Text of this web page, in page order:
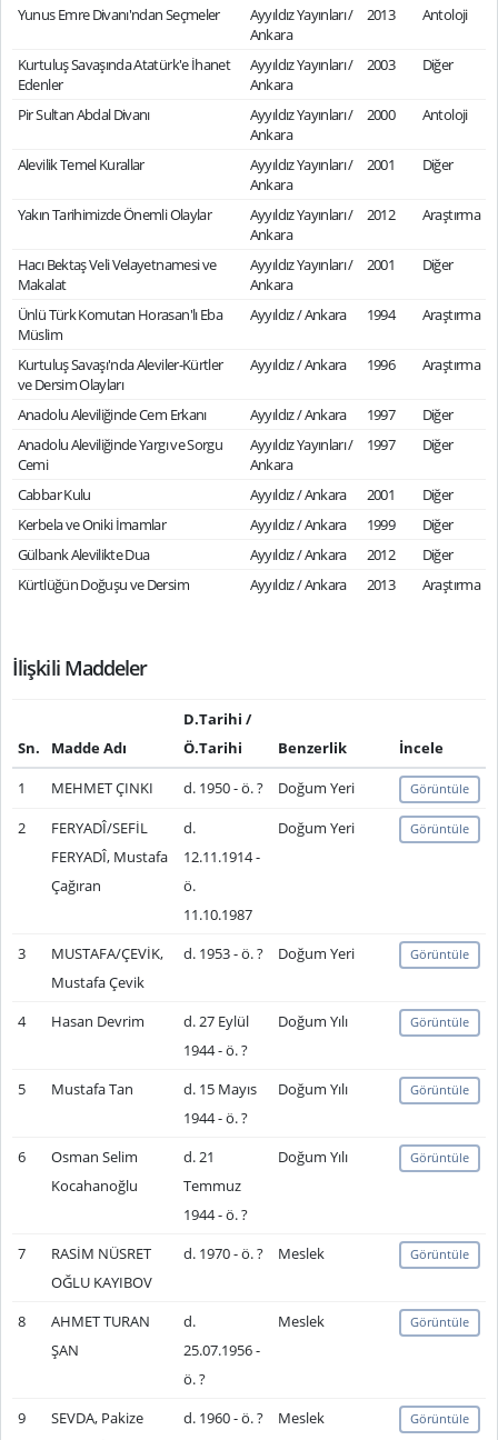
Yunus Emre Divanı'ndan Seçmeler
Ayyıldız Yayınları /
Ankara
2013 Antoloji
Kurtuluş Savaşında Atatürk'e İhanet
Edenler
Ayyıldız Yayınları /
Ankara
2003 Diğer
Pir Sultan Abdal Divanı
Ayyıldız Yayınları /
Ankara
2000 Antoloji
Alevilik Temel Kurallar
Ayyıldız Yayınları /
Ankara
2001 Diğer
Yakın Tarihimizde Önemli Olaylar
Ayyıldız Yayınları /
Ankara
2012 Araştırma
Hacı Bektaş Veli Velayetnamesi ve
Makalat
Ayyıldız Yayınları /
Ankara
2001 Diğer
Ünlü Türk Komutan Horasan'lı Eba
Müslim
Ayyıldız / Ankara 1994 Araştırma
Kurtuluş Savaşı'nda Aleviler-Kürtler
ve Dersim Olayları
Ayyıldız / Ankara 1996 Araştırma
Anadolu Aleviliğinde Cem Erkanı Ayyıldız / Ankara 1997
Diğer
Anadolu Aleviliğinde Yargı ve Sorgu
Cemi
Ayyıldız Yayınları /
Ankara
1997 Diğer
Cabbar Kulu Ayyıldız / Ankara 2001
Diğer
Kerbela ve Oniki İmamlar
Ayyıldız / Ankara 1999
Diğer
Gülbank Alevilikte Dua
Ayyıldız / Ankara 2012
Diğer
Kürtlüğün Doğuşu ve Dersim
Ayyıldız / Ankara 2013 Araştırma
İlişkili Maddeler
Sn. Madde Adı
D.Tarihi /
Ö.Tarihi
Benzerlik
İncele
1
MEHMET ÇINKI d. 1950 - ö. ? Doğum Yeri Görüntüle
2
FERYADÎ/SEFİL
FERYADÎ, Mustafa
Çağıran
d.
12.11.1914 -
ö.
11.10.1987
Doğum Yeri Görüntüle
3
MUSTAFA/ÇEVİK,
Mustafa Çevik
d. 1953 - ö. ? Doğum Yeri Görüntüle
4 Hasan Devrim
d. 27 Eylül
1944 - ö. ?
Doğum Yılı Görüntüle
5 Mustafa Tan
d. 15 Mayıs
1944 - ö. ?
Doğum Yılı Görüntüle
6
Osman Selim
Kocahanoğlu
d. 21
Temmuz
1944 - ö. ?
Doğum Yılı Görüntüle
7
RASİM NÜSRET
OĞLU KAYIBOV
d. 1970 - ö. ? Meslek Görüntüle
8
AHMET TURAN
ŞAN
d.
25.07.1956 -
ö. ?
Meslek Görüntüle
9
SEVDA, Pakize
d. 1960 - ö. ? Meslek Görüntüle